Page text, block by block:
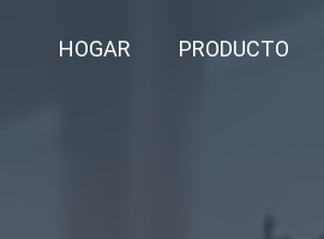
HOGAR PRODUCTO